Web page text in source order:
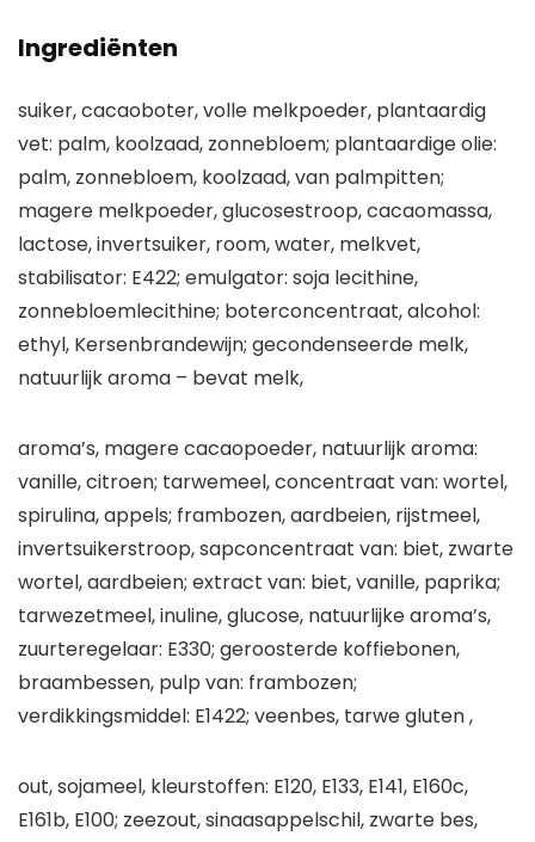
Ingrediënten
suiker, cacaoboter, volle melkpoeder, plantaardig
vet: palm, koolzaad, zonnebloem; plantaardige olie:
palm, zonnebloem, koolzaad, van palmpitten;
magere melkpoeder, glucosestroop, cacaomassa,
lactose, invertsuiker, room, water, melkvet,
stabilisator: E422; emulgator: soja lecithine,
zonnebloemlecithine; boterconcentraat, alcohol:
ethyl, Kersenbrandewijn; gecondenseerde melk,
natuurlijk aroma – bevat melk,
aroma’s, magere cacaopoeder, natuurlijk aroma:
vanille, citroen; tarwemeel, concentraat van: wortel,
spirulina, appels; frambozen, aardbeien, rijstmeel,
invertsuikerstroop, sapconcentraat van: biet, zwarte
wortel, aardbeien; extract van: biet, vanille, paprika;
tarwezetmeel, inuline, glucose, natuurlijke aroma’s,
zuurteregelaar: E330; geroosterde koffiebonen,
braambessen, pulp van: frambozen;
verdikkingsmiddel: E1422; veenbes, tarwe gluten ,
out, sojameel, kleurstoffen: E120, E133, E141, E160c,
E161b, E100; zeezout, sinaasappelschil, zwarte bes,